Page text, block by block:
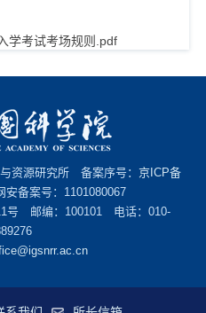
学考试考场规则.pdf
资源研究所 备案序号： 京ICP备
备案号：1101080067
号 邮编：100101 电话：010-